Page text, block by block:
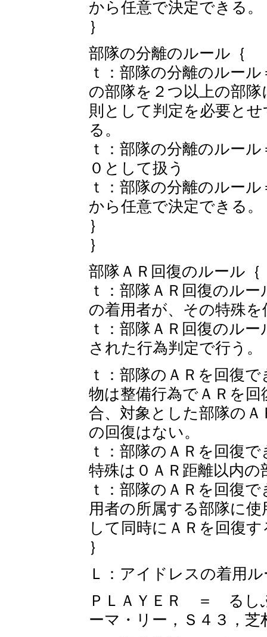
から任意で決定できる。
｝
部隊の分離のルール｛
ｔ：部隊の分離のルー
の部隊を２つ以上の部
則として判定を必要と
る。
ｔ：部隊の分離のルー
０として扱う
ｔ：部隊の分離のルー
から任意で決定できる。
｝
｝
部隊ＡＲ回復のルール｛
ｔ：部隊ＡＲ回復のル
の着用者が、その特殊
ｔ：部隊ＡＲ回復のル
された行為判定で行う
ｔ：部隊のＡＲを回復
物は整備行為でＡＲを
合、対象とした部隊の
の回復はない。
ｔ：部隊のＡＲを回復
特殊は０ＡＲ距離以内
ｔ：部隊のＡＲを回復
用者の所属する部隊に
して同時にＡＲを回復
｝
Ｌ：アイドレスの着用
ＰＬＡＹＥＲ ＝ るし
ーマ・リー，Ｓ４３，芝